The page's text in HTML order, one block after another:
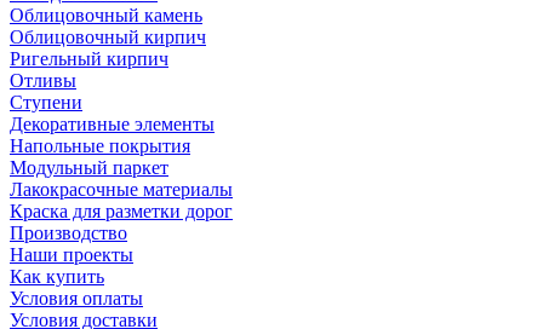
Облицовочный камень
Облицовочный кирпич
Ригельный кирпич
Отливы
Ступени
Декоративные элементы
Напольные покрытия
Модульный паркет
Лакокрасочные материалы
Краска для разметки дорог
Производство
Наши проекты
Как купить
Условия оплаты
Условия доставки